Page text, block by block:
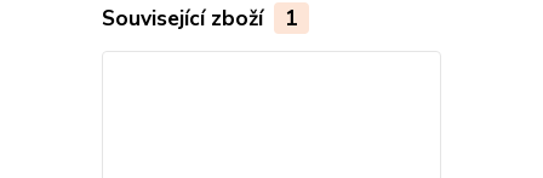
Související zboží 1